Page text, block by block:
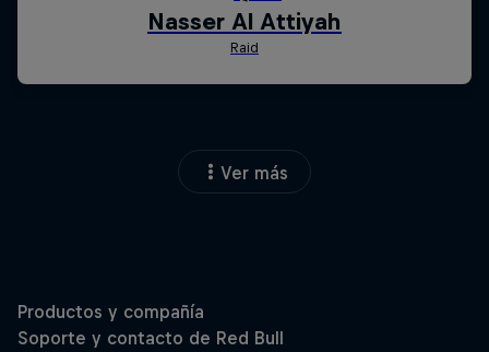
Ver más